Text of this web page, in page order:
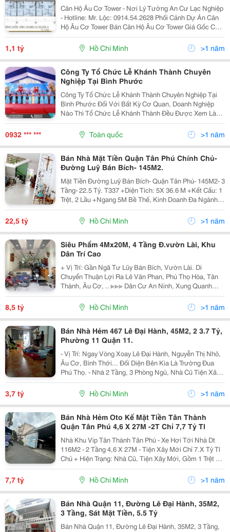
Căn Hộ Âu Cơ Tower - Nơi Lý Tưởng An Cư Lạc Nghiệp
- Hotline: Mr. Lộc: 0914.54.2628 Phối Cảnh Dự Án Căn
Hộ Âu Cơ Tower Bán Căn Hộ Âu Cơ Tower Giá Gốc Chủ
Đầu Tư. Âu Cơ Tower: Nằm Trên 2 Góc Mặt Tiền Đường
Âu Cơ Và Tân Thành. Âu Cơ Tower: Vị Trí Nằm T
1,1 tỷ Hồ Chí Minh >1 năm
Công Ty Tổ Chức Lễ Khánh Thành Chuyên
Nghiệp Tại Bình Phước
Công Ty Tổ Chức Lễ Khánh Thành Chuyên Nghiệp Tại
Bình Phước Đối Với Bất Kỳ Cơ Quan, Doanh Nghiệp
Nào Thì Tổ Chức Lễ Khánh Thành Đều Được Xem Là
Sự Kiện Quan Trọng Và Đặc Biệt Quan Tâm. Thành
Công Trong Buổi Khánh Thành Chính Là Dấu Hiệu Của
Sự Khởi...
0932 *** *** Toàn quốc >1 năm
Bán Nhà Mặt Tiền Quận Tân Phú Chính Chủ-
Đường Luỹ Bán Bích- 145M2.
Mặt Tiền Đường Luỹ Bán Bích- Quận Tân Phú- 145M2- 3
Tầng- 22.5 Tỷ. T337 +Diện Tích: 5X 36.6 M +Kết Cấu: 1
Trệt, 2 Lầu +Ngang 5M Bề Thế, Kinh Doanh Đa Ngành
Nghề +Vị Trí Kết Nối Tân Thành- Âu Cơ- Vườn Lài-
Trường Chinh ☎️/ Zalo: 0839183131...
22,5 tỷ Hồ Chí Minh >1 năm
Siêu Phẩm 4Mx20M, 4 Tầng Đ.vườn Lài, Khu
Dân Trí Cao
+ Vị Trí: Gần Ngã Tư Lũy Bán Bích, Vườn Lài. Di
Chuyển Thuận Lợi Ra Lê Văn Phan, Phú Thọ Hòa, Tân
Thành, Âu Cơ, .. ≫≫≫ Dân Cư An Ninh, Xung Quanh
Nhà Cao Tầng, Đường Nhựa Thẳng Tắp. Xe Hơi Vào
Tận Nhà. + Di Chuyển Thuận Lợi Các Quận 11,...
8,5 tỷ Hồ Chí Minh >1 năm
Bán Nhà Hẻm 467 Lê Đại Hành, 45M2, 2 3.7 Tỷ,
Phường 11 Quận 11.
- Vị Trí: Ngay Vòng Xoay Lê Đại Hành, Nguyễn Thị Nhỏ,
Âu Cơ, Bình Thới... Đối Diện Bên Kia Là Trường Đua
Phú Thọ. - Nhà 2 Tầng, 3 Phòng Ngủ, Nhà Cũ Tiện Xây
Mới... - Dt: 45M2, Sổ Hồng Chính Chủ. - Hẻm Trước
Nhà 3M, Hẻm Thông, Nhấn Ga Cái Là Ra...
3,7 tỷ Hồ Chí Minh >1 năm
Bán Nhà Hẻm Oto Kế Mặt Tiền Tân Thành
Quận Tân Phú 4,6 X 27M -2T Chỉ 7,7 Tỷ Tl
Nhà Khu Vip Tân Thành Tân Phú - Xe Hơi Tới Nhà Dt
116M2 - 2 Tầng 4,6 X 27M - Tiện Xây Mới Chỉ 7.X Tỷ Tl
Chủ + Hiện Trạng: Nhà Cũ, Tiện Xây Mới, Gồm 1 Trệt 1
Lầu Đúc Giả. + Gồm: 3 Pn (Có 1 Phòng Tầng Trệt), 3 Vệ
Sinh. + Ngay Tân Thành, Âu Cơ,...
7,7 tỷ Hồ Chí Minh >1 năm
Bán Nhà Quận 11, Đường Lê Đại Hành, 35M2,
3 Tầng, Sát Mặt Tiền, 5.5 Tỷ
Bán Nhà Quận 11, Đường Lê Đại Hành, 35M2, 3 Tầng,